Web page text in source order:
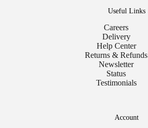
Useful Links
Careers
Delivery
Help Center
Returns & Refunds
Newsletter
Status
Testimonials
Account